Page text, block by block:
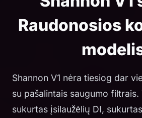
Raudonosios
Shannon V1 nėra tiesiog dar
su pašalintais saugumo
sukurtas įsilaužėlių DI,